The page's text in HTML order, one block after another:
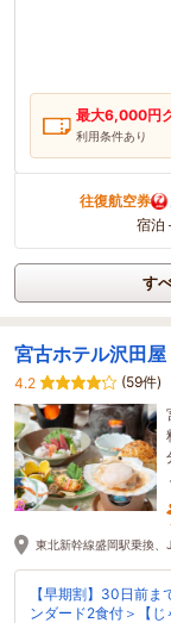
最大6,000円
利用条件あり
往復航空券
宿泊
す
宮古ホテル沢田屋
4.2
(59件)
東北新幹線盛岡駅乗換、
【早期割】30日前ま
ンダード2食付＞【じ